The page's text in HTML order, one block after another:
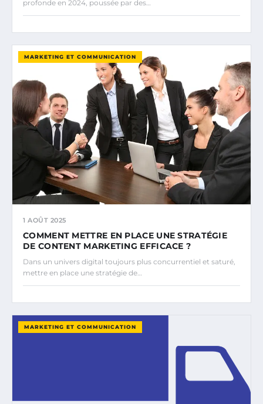
profonde en 2024, poussée par des…
MARKETING ET COMMUNICATION
1 AOÛT 2025
COMMENT METTRE EN PLACE UNE STRATÉGIE
DE CONTENT MARKETING EFFICACE ?
Dans un univers digital toujours plus concurrentiel et saturé,
mettre en place une stratégie de…
MARKETING ET COMMUNICATION